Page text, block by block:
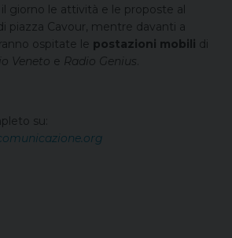
giorno le attività e le proposte al
piazza Cavour, mentre davanti a
ospitate le postazioni mobili di
Veneto e Radio Genius
su: